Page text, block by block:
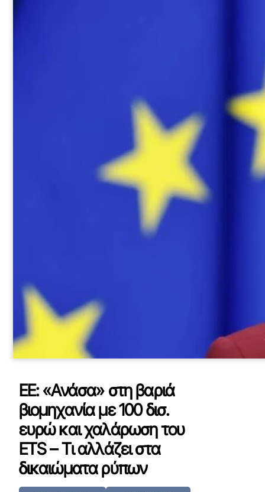
ΕΕ: «Ανάσα» στη βαριά
βιομηχανία με 100 δισ.
ευρώ και χαλάρωση του
ETS – Τι αλλάζει στα
δικαιώματα ρύπων